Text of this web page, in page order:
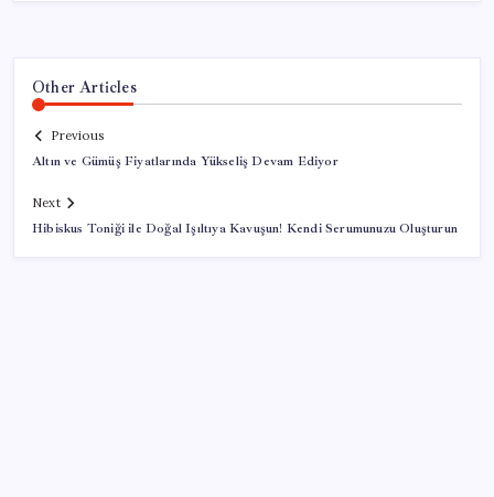
Other Articles
Previous
Altın ve Gümüş Fiyatlarında Yükseliş Devam Ediyor
Next
Hibiskus Toniği ile Doğal Işıltıya Kavuşun! Kendi Serumunuzu Oluşturun